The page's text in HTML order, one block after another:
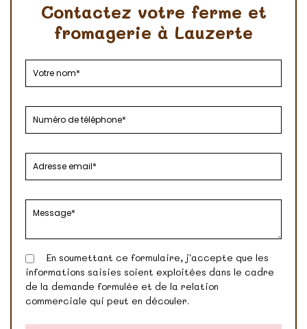
Contactez votre ferme et
fromagerie à Lauzerte
En soumettant ce formulaire, j'accepte que les
informations saisies soient exploitées dans le cadre
de la demande formulée et de la relation
commerciale qui peut en découler.